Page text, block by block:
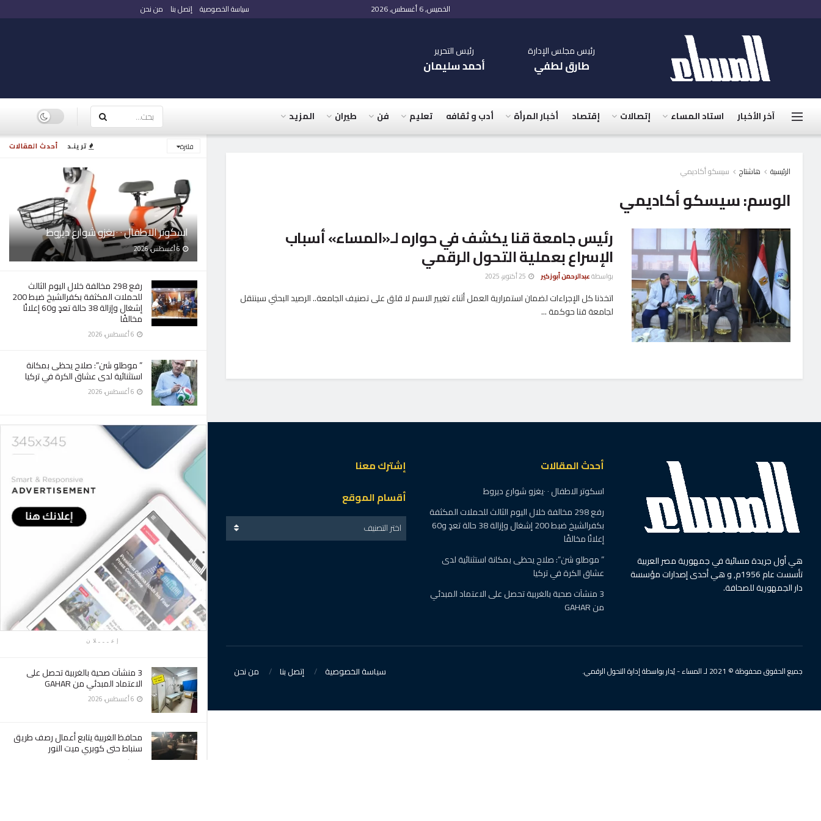
أحدث المقالات ترينـد فلترة
اسكوتر الاطفال ٠ ٠يغزو شوارع ديروط
رفع 298 مخالفة خلال اليوم الثالث
للحملات المكثفة بكفرالشيخ ضبط 200
إشغال وإزالة 38 حالة تعدٍ و60 إعلانًا
مخالفًا
” موطلو شن”: صلاح يحظى بمكانة
استثنائية لدى عشاق الكرة في تركيا
إعـــلان
3 منشآت صحية بالغربية تحصل على
الاعتماد المبدئي من GAHAR
محافظ الغربية يتابع أعمال رصف طريق
سنباط حتى كوبري ميت النور
الخميس, 6 أغسطس, 2026 سياسة الخصوصية إتصل بنا من نحن
رئيس مجلس الإدارة
طارق لطفي
رئيس التحرير
أحمد سليمان
آخر الأخبار استاد المساء إتصالات إقتصاد أخبار المرأة أدب و ثقافه تعليم فن طيران المزيد
الرئيسية هاشتاج سيسكو أكاديمي
الوسم:سيسكو أكاديمي
رئيس جامعة قنا يكشف في حواره لـ«المساء» أسباب
الإسراع بعملية التحول الرقمي
بواسطةعبدالرحمن أبوزكير
اتخذنا كل الإجراءات لضمان استمرارية العمل أثناء تغيير الاسم لا قلق على تصنيف الجامعة.. الرصيد البحثي سينتقل
لجامعة قنا حوكمة ...
هي أول جريدة مسائية في جمهورية مصر العربية
تأسست عام 1956م, و هي أحدى إصدارات مؤسسة
دار الجمهورية للصحافة.
أحدث المقالات
اسكوتر الاطفال ٠ ٠يغزو شوارع ديروط
رفع 298 مخالفة خلال اليوم الثالث للحملات المكثفة
بكفرالشيخ ضبط 200 إشغال وإزالة 38 حالة تعدٍ و60
إعلانًا مخالفًا
” موطلو شن”: صلاح يحظى بمكانة استثنائية لدى
عشاق الكرة في تركيا
3 منشآت صحية بالغربية تحصل على الاعتماد المبدئي
من GAHAR
إشترك معنا
أقسام الموقع
اختر التصنيف
سياسة الخصوصية إتصل بنا من نحن جميع الحقوق محفوظة © 2021 لـ المساء - يُدار بواسطة إدارة التحول الرقمي.